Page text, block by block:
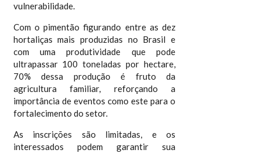
vulnerabilidade.
Com o pimentão figurando entre as dez
hortaliças mais produzidas no Brasil e
com uma produtividade que pode
ultrapassar 100 toneladas por hectare,
70% dessa produção é fruto da
agricultura familiar, reforçando a
importância de eventos como este para o
fortalecimento do setor.
As inscrições são limitadas, e os
interessados podem garantir sua